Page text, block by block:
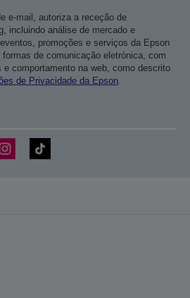
e-mail, autoriza a receção de
incluindo análise de mercado e
promoções e serviços da Epson
de comunicação eletrónica, com
e comportamento na web, como descrito
de Privacidade da Epson.